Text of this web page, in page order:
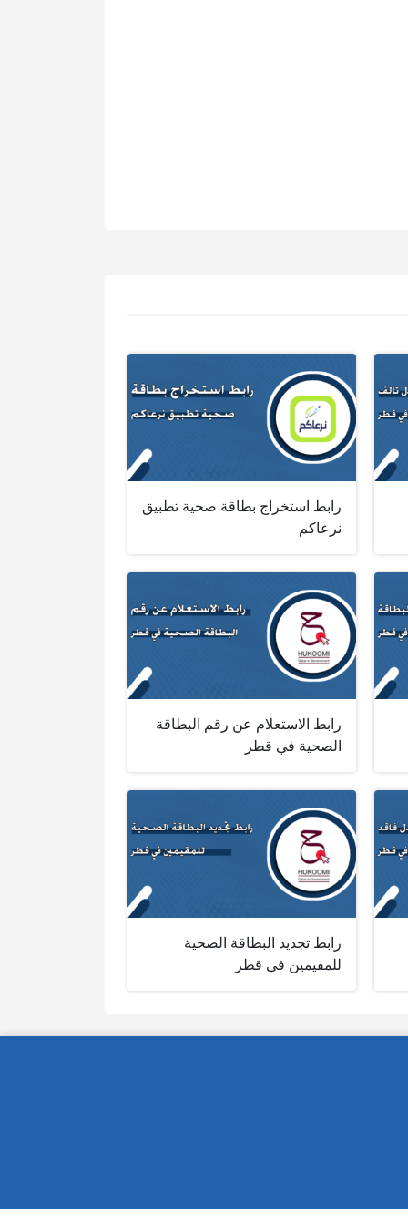
رابط استخراج بطاقة صحية تطبيق
نرعاكم
رابط الاستعلام عن رقم البطاقة
الصحية في قطر
رابط تجديد البطاقة الصحية
للمقيمين في قطر